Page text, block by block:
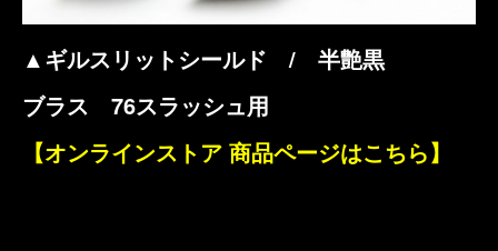
▲ギルスリットシールド / 半艶黒
ブラス 76スラッシュ用
【オンラインストア 商品ページはこちら】